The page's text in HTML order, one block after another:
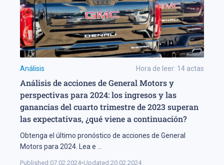
Análisis Hora de leer: 14 actas
Análisis de acciones de General Motors y
perspectivas para 2024: los ingresos y las
ganancias del cuarto trimestre de 2023 superan
las expectativas, ¿qué viene a continuación?
Obtenga el último pronóstico de acciones de General
Motors para 2024. Lea e
Published:07.02.2024•Updated:20.02.2024